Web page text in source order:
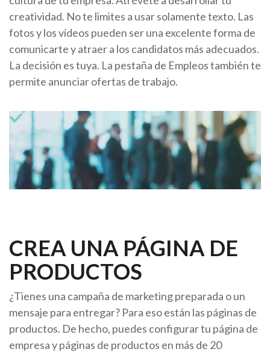
creatividad. No te limites a usar solamente texto. Las
fotos y los vídeos pueden ser una excelente forma de
comunicarte y atraer a los candidatos más adecuados.
La decisión es tuya. La pestaña de Empleos también te
permite anunciar ofertas de trabajo.
CREA UNA PÁGINA DE
PRODUCTOS
¿Tienes una campaña de marketing preparada o un
mensaje para entregar? Para eso están las páginas de
productos. De hecho, puedes configurar tu página de
empresa y páginas de productos en más de 20